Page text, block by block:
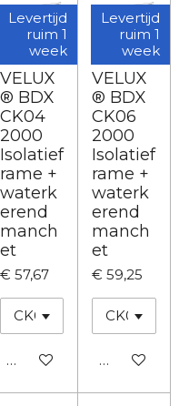
Levertijd
ruim 1
week
VELUX
® BDX
CK04
2000
Isolatief
rame +
waterk
erend
manch
et
€ 57,67
In winkelwagen
Levertijd
ruim 1
week
VELUX
® BDX
CK06
2000
Isolatief
rame +
waterk
erend
manch
et
€ 59,25
In